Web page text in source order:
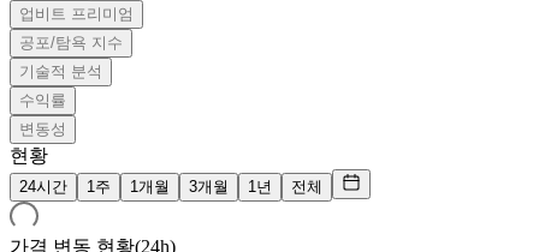
업비트 프리미엄
공포/탐욕 지수
기술적 분석
수익률
변동성
현황
24시간 1주 1개월 3개월 1년 전체
가격 변동 현황(24h)